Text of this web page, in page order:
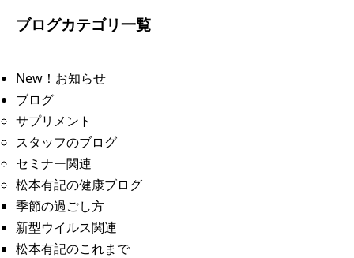
ブログカテゴリ一覧
New！お知らせ
ブログ
サプリメント
スタッフのブログ
セミナー関連
松本有記の健康ブログ
季節の過ごし方
新型ウイルス関連
松本有記のこれまで